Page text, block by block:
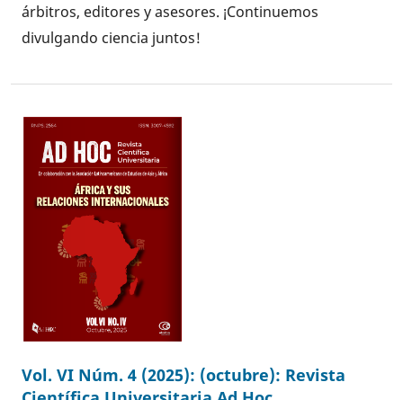
árbitros, editores y asesores. ¡Continuemos
divulgando ciencia juntos!
Vol. VI Núm. 4 (2025): (octubre): Revista